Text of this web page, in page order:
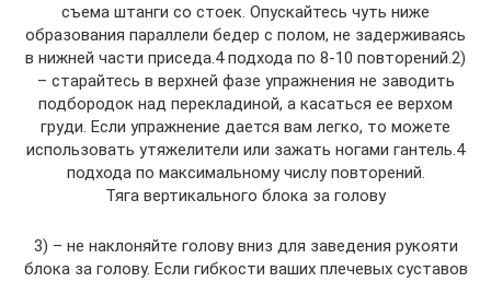
съема штанги со стоек. Опускайтесь чуть ниже
образования параллели бедер с полом, не задерживаясь
в нижней части приседа.4 подхода по 8-10 повторений.2)
– старайтесь в верхней фазе упражнения не заводить
подбородок над перекладиной, а касаться ее верхом
груди. Если упражнение дается вам легко, то можете
использовать утяжелители или зажать ногами гантель.4
подхода по максимальному числу повторений.
Тяга вертикального блока за голову
3) – не наклоняйте голову вниз для заведения рукояти
блока за голову. Если гибкости ваших плечевых суставов